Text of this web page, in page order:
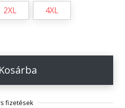
2XL 4XL
Kosárba